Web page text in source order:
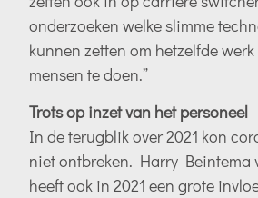
onderzoeken welke slimme
kunnen zetten om hetzelfde
mensen te doen.”
Trots op inzet van het personeel
In de terugblik over 2021 kon
niet ontbreken. Harry Beintema
heeft ook in 2021 een grote